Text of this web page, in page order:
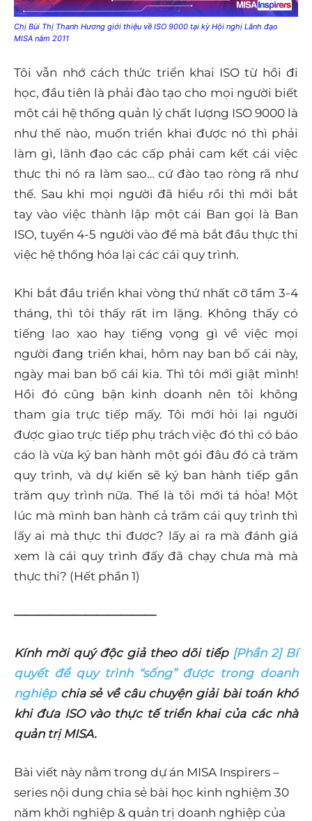
Chị Bùi Thị Thanh Hương giới thiệu về ISO 9000 tại kỳ Hội nghị Lãnh đạo
MISA năm 2011
Tôi vẫn nhớ cách thức triển khai ISO từ hồi đi
học, đầu tiên là phải đào tạo cho mọi người biết
một cái hệ thống quản lý chất lượng ISO 9000 là
như thế nào, muốn triển khai được nó thì phải
làm gì, lãnh đạo các cấp phải cam kết cái việc
thực thi nó ra làm sao… cứ đào tạo ròng rã như
thế. Sau khi mọi người đã hiểu rồi thì mới bắt
tay vào việc thành lập một cái Ban gọi là Ban
ISO, tuyển 4-5 người vào để mà bắt đầu thực thi
việc hệ thống hóa lại các cái quy trình.
Khi bắt đầu triển khai vòng thứ nhất cỡ tầm 3-4
tháng, thì tôi thấy rất im lặng. Không thấy có
tiếng lao xao hay tiếng vọng gì về việc mọi
người đang triển khai, hôm nay ban bố cái này,
ngày mai ban bố cái kia. Thì tôi mới giật mình!
Hồi đó cũng bận kinh doanh nên tôi không
tham gia trực tiếp mấy. Tôi mới hỏi lại người
được giao trực tiếp phụ trách việc đó thì có báo
cáo là vừa ký ban hành một gói đâu đó cả trăm
quy trình, và dự kiến sẽ ký ban hành tiếp gần
trăm quy trình nữa. Thế là tôi mới tá hỏa! Một
lúc mà mình ban hành cả trăm cái quy trình thì
lấy ai mà thực thi được? lấy ai ra mà đánh giá
xem là cái quy trình đấy đã chạy chưa mà mà
thực thi? (Hết phần 1)
————————————
Kính mời quý độc giả theo dõi tiếp [Phần 2] Bí
quyết để quy trình “sống” được trong doanh
nghiệpchia sẻ về câu chuyện giải bài toán khó
khi đưa ISO vào thực tế triển khai của các nhà
quản trị MISA.
Bài viết này nằm trong dự án MISA Inspirers –
series nội dung chia sẻ bài học kinh nghiệm 30
năm khởi nghiệp & quản trị doanh nghiệp của